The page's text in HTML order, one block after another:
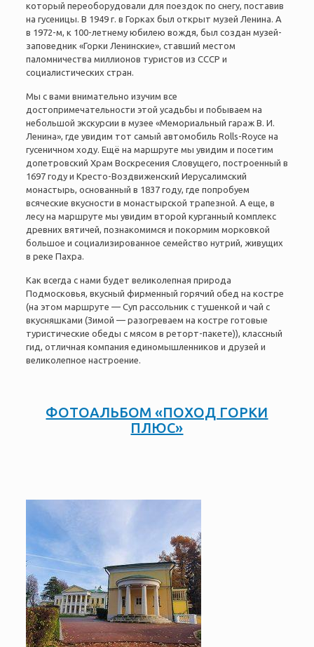
который переоборудовали для поездок по снегу, поставив
на гусеницы. В 1949 г. в Горках был открыт музей Ленина. А
в 1972-м, к 100-летнему юбилею вождя, был создан музей-
заповедник «Горки Ленинские», ставший местом
паломничества миллионов туристов из СССР и
социалистических стран.
Мы с вами внимательно изучим все
достопримечательности этой усадьбы и побываем на
небольшой экскурсии в музее «Мемориальный гараж В. И.
Ленина», где увидим тот самый автомобиль Rolls-Royce на
гусеничном ходу. Ещё на маршруте мы увидим и посетим
допетровский Храм Воскресения Словущего, построенный в
1697 году и Кресто-Воздвиженский Иерусалимский
монастырь, основанный в 1837 году, где попробуем
всяческие вкусности в монастырской трапезной. А еще, в
лесу на маршруте мы увидим второй курганный комплекс
древних вятичей, познакомимся и покормим морковкой
большое и социализированное семейство нутрий, живущих
в реке Пахра.
Как всегда с нами будет великолепная природа
Подмосковья, вкусный фирменный горячий обед на костре
(на этом маршруте — Суп рассольник с тушенкой и чай с
вкусняшками (Зимой — разогреваем на костре готовые
туристические обеды с мясом в реторт-пакете)), классный
гид, отличная компания единомышленников и друзей и
великолепное настроение.
ФОТОАЛЬБОМ «ПОХОД ГОРКИ
ПЛЮС»